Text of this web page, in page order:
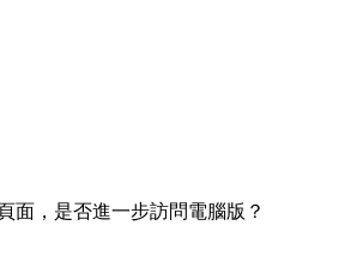
面，是否進一步訪問電腦版？